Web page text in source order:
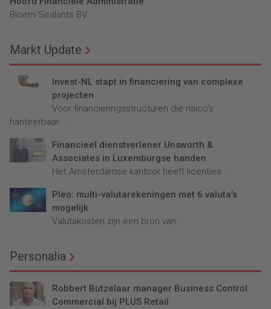
Bloem Sealants BV
Markt Update
Invest-NL stapt in financiering van complexe
projecten
Voor financieringsstructuren die risico’s
hanteerbaar...
Financieel dienstverlener Unsworth &
Associates in Luxemburgse handen
Het Amsterdamse kantoor heeft licenties...
Pleo: multi-valutarekeningen met 6 valuta’s
mogelijk
Valutakosten zijn een bron van...
Personalia
Robbert Butzelaar manager Business Control
Commercial bij PLUS Retail